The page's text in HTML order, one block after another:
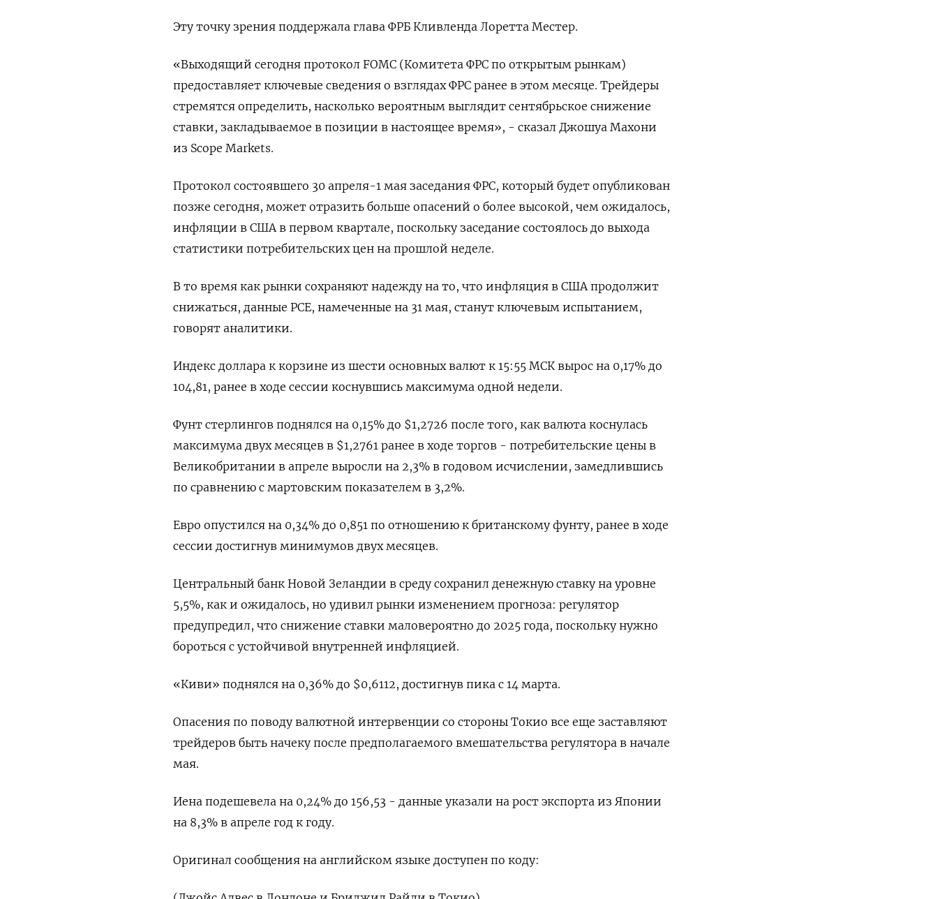
Эту точку зрения поддержала глава ФРБ Кливленда Лоретта Местер.
«Выходящий сегодня протокол FOMC (Комитета ФРС по открытым рынкам)
предоставляет ключевые сведения о взглядах ФРС ранее в этом месяце. Трейдеры
стремятся определить, насколько вероятным выглядит сентябрьское снижение
ставки, закладываемое в позиции в настоящее время», - сказал Джошуа Махони
из Scope Markets.
Протокол состоявшего 30 апреля-1 мая заседания ФРС, который будет опубликован
позже сегодня, может отразить больше опасений о более высокой, чем ожидалось,
инфляции в США в первом квартале, поскольку заседание состоялось до выхода
статистики потребительских цен на прошлой неделе.
В то время как рынки сохраняют надежду на то, что инфляция в США продолжит
снижаться, данные PCE, намеченные на 31 мая, станут ключевым испытанием,
говорят аналитики.
Индекс доллара к корзине из шести основных валют к 15:55 МСК вырос на 0,17% до
104,81​, ранее в ходе сессии коснувшись максимума одной недели.
Фунт стерлингов поднялся на 0,15% до $1,2726​ после того, как валюта коснулась
максимума двух месяцев в $1,2761 ранее в ходе торгов - потребительские цены в
Великобритании в апреле выросли на 2,3% в годовом исчислении, замедлившись
по сравнению с мартовским показателем в 3,2%.
Евро опустился на 0,34% до 0,851 по отношению к британскому фунту, ранее в ходе
сессии достигнув минимумов двух месяцев.
Центральный банк Новой Зеландии в среду сохранил денежную ставку на уровне
5,5%, как и ожидалось, но удивил рынки изменением прогноза: регулятор
предупредил, что снижение ставки маловероятно до 2025 года, поскольку нужно
бороться с устойчивой внутренней инфляцией.
«Киви» поднялся на 0,36% до $0,6112​, достигнув пика с 14 марта.
Опасения по поводу валютной интервенции со стороны Токио все еще заставляют
трейдеров быть начеку после предполагаемого вмешательства регулятора в начале
мая.
Иена подешевела на 0,24%​ до 156,53 - данные указали на рост экспорта из Японии
на 8,3% в апреле год к году.
Оригинал сообщения на английском языке доступен по коду: